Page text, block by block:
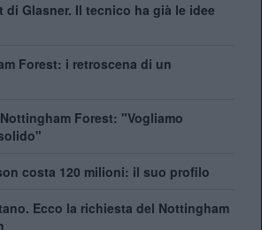
di Glasner. Il tecnico ha già le idee
Forest: i retroscena di un
Forest: "Vogliamo
costa 120 milioni: il suo profilo
Ecco la richiesta del Nottingham